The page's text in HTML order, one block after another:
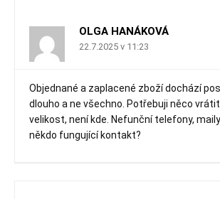
OLGA HANÁKOVÁ
22.7.2025 v 11:23
Objednané a zaplacené zboží dochází
dlouho a ne všechno. Potřebuji něco
velikost, není kde. Nefunční telefony,
někdo fungující kontakt?